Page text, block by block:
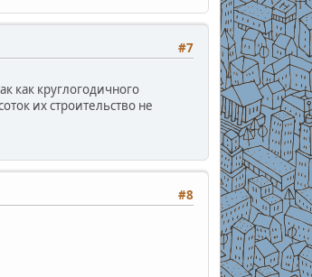
#7
как круглогодичного
их строительство не
#8